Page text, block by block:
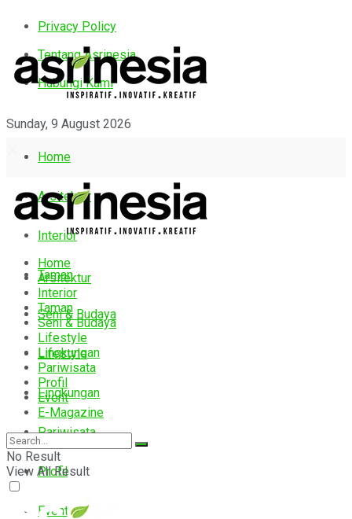
Privacy Policy
Tentang Asrinesia
Hubungi Kami
Sunday, 9 August 2026
Home
Arsitektur
Interior
Taman
Seni & Budaya
Lifestyle
Lingkungan
Pariwisata
Profil
Event
Home
Arsitektur
Interior
Taman
Seni & Budaya
Lifestyle
Lingkungan
Pariwisata
Profil
Event
E-Magazine
No Result
View All Result